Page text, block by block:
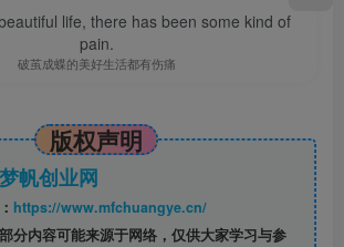
life, there has been some kind of
pain.
破茧成蝶的美好生活都有伤痛
版权声明
梦帆创业网
https://www.mfchuangye.cn/
分内容可能来源于网络，仅供大家学习与参